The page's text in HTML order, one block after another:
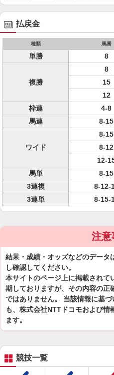
払戻金
種類 馬番
単勝 8
複勝
8
15
12
枠連
4-8
馬連
8-15
ワイド
8-15
8-12
12-
馬単
8-15
3連複
8-12-
3連単
8-15-
注意
結果・成績・オッズなどのデータ
し確認してください。
本サイトのページ上に掲載されて
期しておりますが、その内容の正
ではありません。 当該情報に基
も、株式会社NTTドコモおよび
ます。
競技一覧